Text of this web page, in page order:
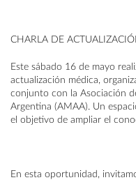
CHARLA DE
Este sábado 16 de mayo
actualización médica,
conjunto con la Asociación
Argentina (AMAA). Un
el objetivo de ampliar el
En esta oportunidad,